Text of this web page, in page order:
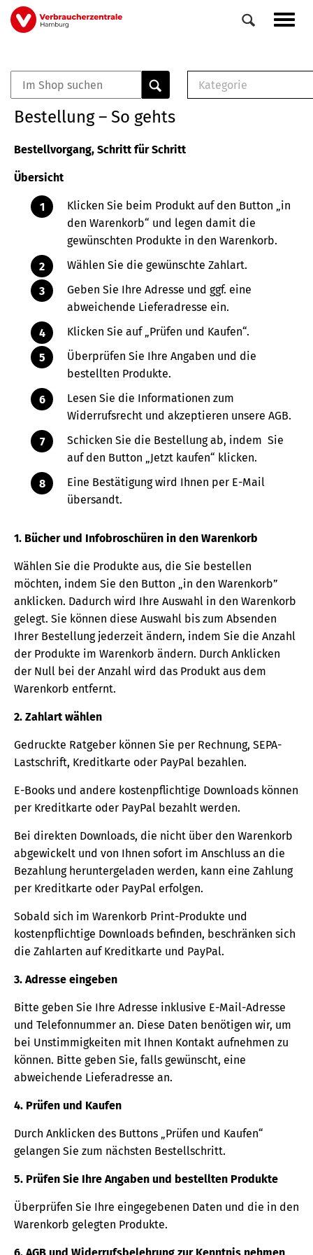
Direkt
zum
Veranstaltungen
0
Elemente
Kategorie
Buch
Bestellung – So gehts
Bestellvorgang, Schritt für Schritt
Übersicht
Klicken Sie beim Produkt auf den Button „in
den Warenkorb“ und legen damit die
gewünschten Produkte in den Warenkorb.
Wählen Sie die gewünschte Zahlart.
Geben Sie Ihre Adresse und ggf. eine
abweichende Lieferadresse ein.
Klicken Sie auf „Prüfen und Kaufen“.
Überprüfen Sie Ihre Angaben und die
bestellten Produkte.
Lesen Sie die Informationen zum
Widerrufsrecht und akzeptieren unsere AGB.
Schicken Sie die Bestellung ab, indem Sie
auf den Button „Jetzt kaufen“ klicken.
Eine Bestätigung wird Ihnen per E-Mail
übersandt.
1. Bücher und Infobroschüren in den Warenkorb
Wählen Sie die Produkte aus, die Sie bestellen
möchten, indem Sie den Button „in den Warenkorb”
anklicken. Dadurch wird Ihre Auswahl in den Warenkorb
gelegt. Sie können diese Auswahl bis zum Absenden
Ihrer Bestellung jederzeit ändern, indem Sie die Anzahl
der Produkte im Warenkorb ändern. Durch Anklicken
der Null bei der Anzahl wird das Produkt aus dem
Warenkorb entfernt.
2. Zahlart wählen
Gedruckte Ratgeber können Sie per Rechnung, SEPA-
Lastschrift, Kreditkarte oder PayPal bezahlen.
E-Books und andere kostenpflichtige Downloads können
per Kreditkarte oder PayPal bezahlt werden.
Bei direkten Downloads, die nicht über den Warenkorb
abgewickelt und von Ihnen sofort im Anschluss an die
Bezahlung heruntergeladen werden, kann eine Zahlung
per Kreditkarte oder PayPal erfolgen.
Sobald sich im Warenkorb Print-Produkte und
kostenpflichtige Downloads befinden, beschränken sich
die Zahlarten auf Kreditkarte und PayPal.
3. Adresse eingeben
Bitte geben Sie Ihre Adresse inklusive E-Mail-Adresse
und Telefonnummer an. Diese Daten benötigen wir, um
bei Unstimmigkeiten mit Ihnen Kontakt aufnehmen zu
können. Bitte geben Sie, falls gewünscht, eine
abweichende Lieferadresse an.
4. Prüfen und Kaufen
Durch Anklicken des Buttons „Prüfen und Kaufen“
gelangen Sie zum nächsten Bestellschritt.
5. Prüfen Sie Ihre Angaben und bestellten Produkte
Überprüfen Sie Ihre eingegebenen Daten und die in den
Warenkorb gelegten Produkte.